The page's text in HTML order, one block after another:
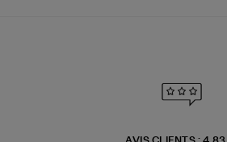
AVIS CLIENTS :